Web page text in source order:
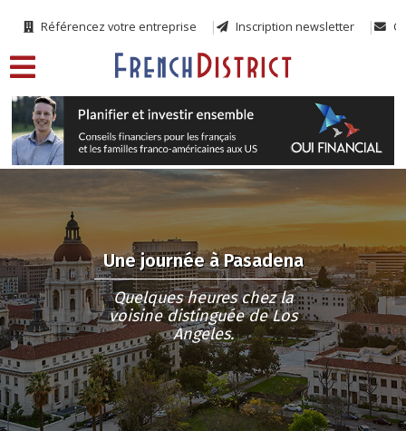
Référencez votre entreprise Inscription newsletter
Une journée à Pasadena
Quelques heures chez la
voisine distinguée de Los
Angeles.